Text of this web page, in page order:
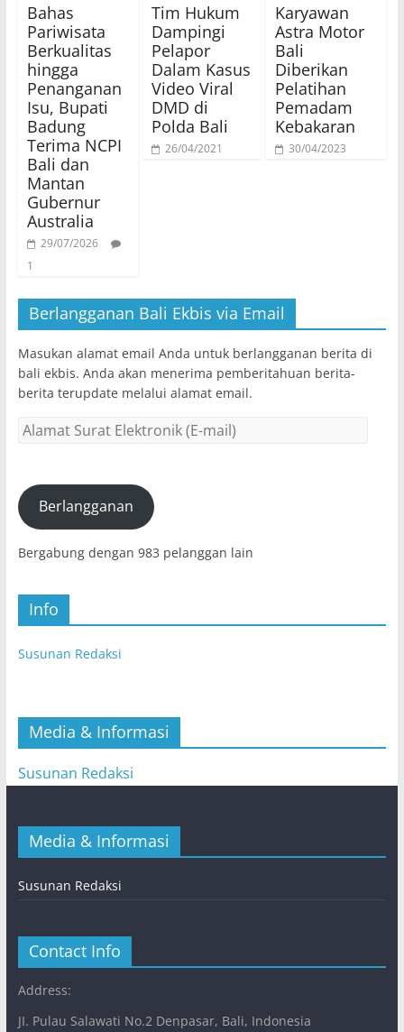
Bahas
Pariwisata
Berkualitas
hingga
Penanganan
Isu, Bupati
Badung
Terima NCPI
Bali dan
Mantan
Gubernur
Australia
29/07/2026
1
Tim Hukum
Dampingi
Pelapor
Dalam Kasus
Video Viral
DMD di
Polda Bali
26/04/2021
Karyawan
Astra Motor
Bali
Diberikan
Pelatihan
Pemadam
Kebakaran
30/04/2023
Berlangganan Bali Ekbis via Email
Masukan alamat email Anda untuk berlangganan berita di
bali ekbis. Anda akan menerima pemberitahuan berita-
berita terupdate melalui alamat email.
Alamat
(E-
mail)Berlangganan
Bergabung dengan 983 pelanggan lain
Info
Susunan Redaksi
Media & Informasi
Susunan Redaksi
Media & Informasi
Susunan Redaksi
Contact Info
Address:
JI. Pulau Salawati No.2 Denpasar, Bali, Indonesia